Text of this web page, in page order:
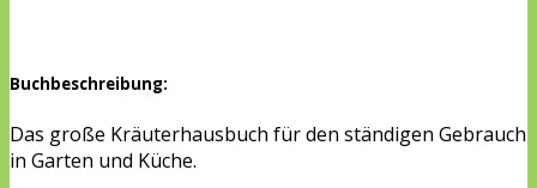
Buchbeschreibung:
Das große Kräuterhausbuch für den ständigen Gebrauch
in Garten und Küche.